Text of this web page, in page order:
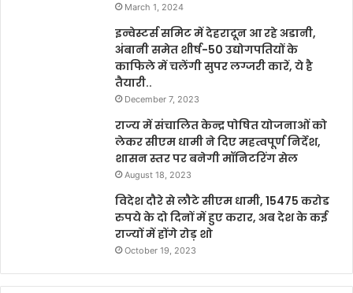
March 1, 2024
इन्वेस्टर्स समिट में देहरादून आ रहे अडानी,
अंबानी समेत शीर्ष-50 उद्योगपतियों के
काफिले में चलेंगी सुपर लग्जरी कारें, ये है
तैयारी..
December 7, 2023
राज्य में संचालित केन्द्र पोषित योजनाओं को
लेकर सीएम धामी ने दिए महत्वपूर्ण निर्देश,
शासन स्तर पर बनेगी मॉनिटरिंग सेल
August 18, 2023
विदेश दौरे से लौटे सीएम धामी, 15475 करोड
रुपये के दो दिनों में हुए करार, अब देश के कई
राज्यों में होंगे रोड़ शो
October 19, 2023